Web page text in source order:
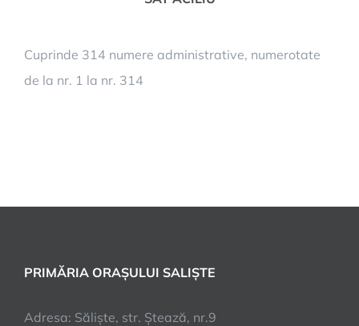
Cuprinde 314 numere administrative, numerotate
de la nr. 1 la nr. 314
PRIMĂRIA ORAȘULUI SALIȘTE
Adresa: Săliște, str. Ștează, nr.9